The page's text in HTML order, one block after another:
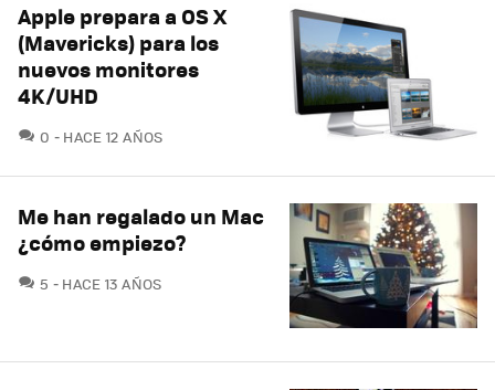
Apple prepara a OS X
(Mavericks) para los
nuevos monitores
4K/UHD
0 COMENTARIOS
HACE 12 AÑOS
Me han regalado un Mac
¿cómo empiezo?
5 COMENTARIOS
HACE 13 AÑOS